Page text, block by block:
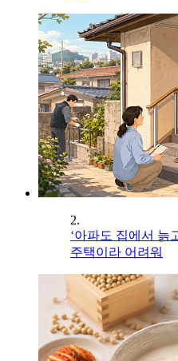
2.
‘아파도 집에서 늙
주택이라 어려워